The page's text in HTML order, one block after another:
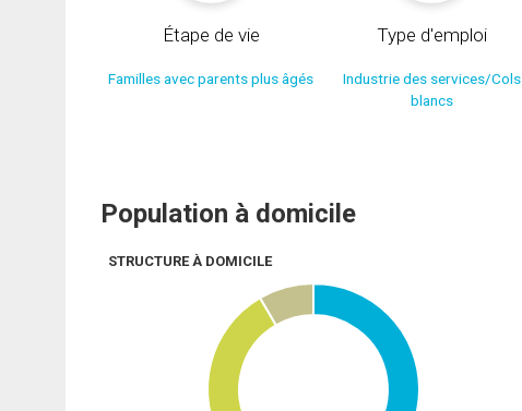
Étape de vie
Familles avec parents plus âgés
Type d'emploi
Industrie des services/Cols
blancs
Population à domicile
STRUCTURE À DOMICILE